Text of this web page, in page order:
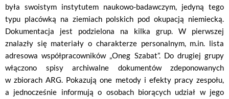
była swoistym instytutem naukowo-badawczym, jedyną tego
typu placówką na ziemiach polskich pod okupacją niemiecką.
Dokumentacja jest podzielona na kilka grup. W pierwszej
znalazły się materiały o charakterze personalnym, m.in. lista
adresowa współpracowników „Oneg Szabat”. Do drugiej grupy
włączono spisy archiwalne dokumentów zdeponowanych
w zbiorach ARG. Pokazują one metody i efekty pracy zespołu,
a jednocześnie informują o osobach biorących udział w jego